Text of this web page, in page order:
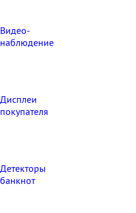
Видео‑
наблюдение
Дисплеи
покупателя
Детекторы
банкнот